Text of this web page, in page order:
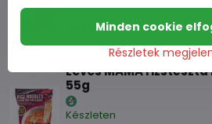
470 Ft
Leves MAMA rizstészta
55g
Készleten
Részletek
Minden cookie